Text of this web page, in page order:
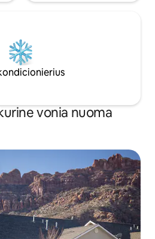
vonia nuoma